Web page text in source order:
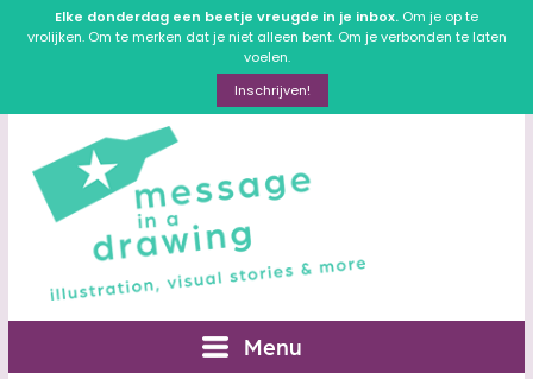
Elke donderdag een beetje vreugde in je inbox. Om je op te
vrolijken. Om te merken dat je niet alleen bent. Om je verbonden te laten
voelen.
Inschrijven!
Menu